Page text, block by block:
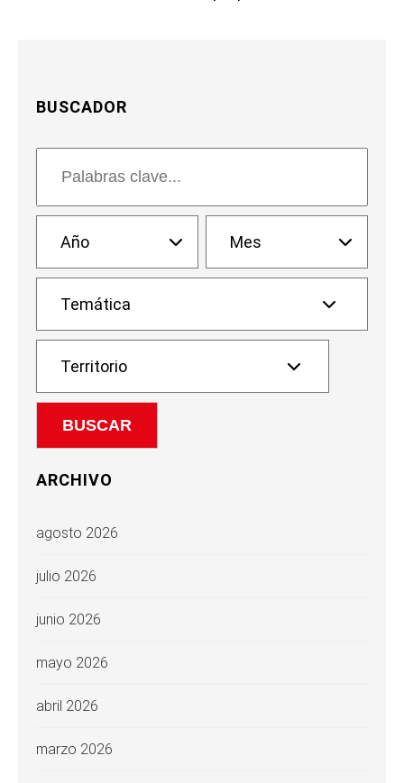
BUSCADOR
ARCHIVO
agosto 2026
julio 2026
junio 2026
mayo 2026
abril 2026
marzo 2026